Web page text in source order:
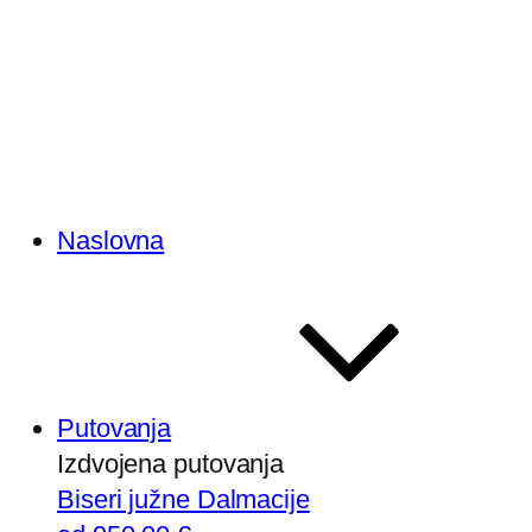
Naslovna
Putovanja
Izdvojena putovanja
Biseri južne Dalmacije